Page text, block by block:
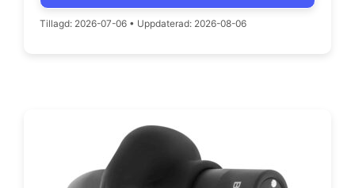
Tillagd: 2026-07-06 • Uppdaterad: 2026-08-06